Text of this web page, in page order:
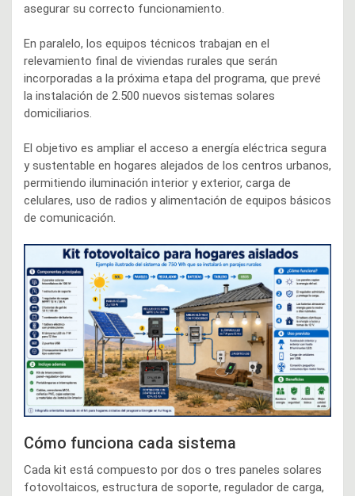
asegurar su correcto funcionamiento.
En paralelo, los equipos técnicos trabajan en el
relevamiento final de viviendas rurales que serán
incorporadas a la próxima etapa del programa, que prevé
la instalación de 2.500 nuevos sistemas solares
domiciliarios.
El objetivo es ampliar el acceso a energía eléctrica segura
y sustentable en hogares alejados de los centros urbanos,
permitiendo iluminación interior y exterior, carga de
celulares, uso de radios y alimentación de equipos básicos
de comunicación.
Cómo funciona cada sistema
Cada kit está compuesto por dos o tres paneles solares
fotovoltaicos, estructura de soporte, regulador de carga,